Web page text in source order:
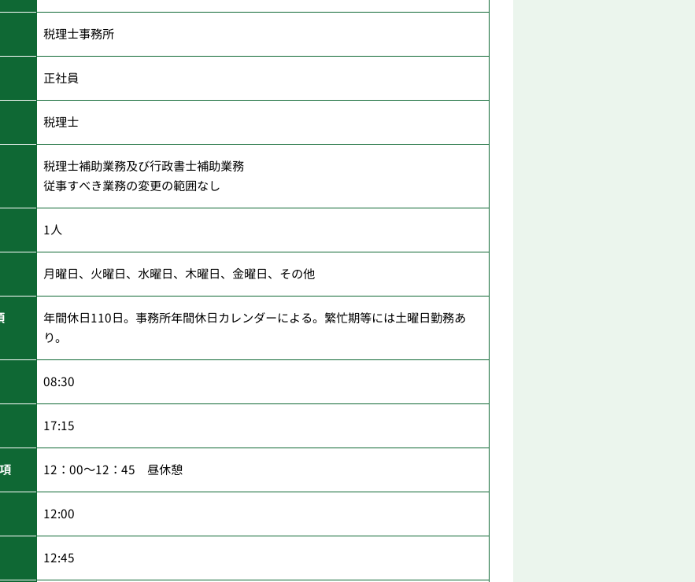
税理士事務所
正社員
税理士
税理士補助業務及び行政書士補助業務
従事すべき業務の変更の範囲なし
1人
月曜日、火曜日、水曜日、木曜日、金曜日、その他
年間休日110日。事務所年間休日カレンダーによる。繁忙期等には土曜日勤務あ
り。
08:30
17:15
12：00～12：45 昼休憩
12:00
12:45